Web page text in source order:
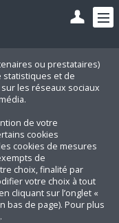
ou prestataires)
statistiques et de
les réseaux sociaux
de votre
cookies
cookies de mesures
de
choix, finalité par
votre choix à tout
cliquant sur l’onglet «
bas de page). Pour plus
.